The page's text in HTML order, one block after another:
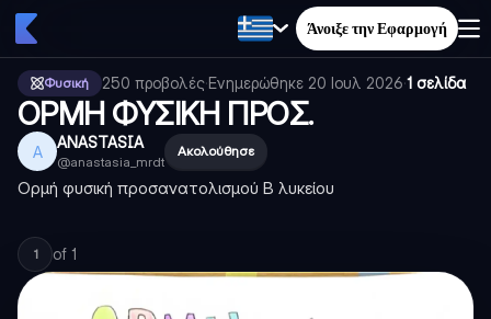
Άνοιξε την Εφαρμογή
Φυσική 250 προβολές·Ενημερώθηκε 20 Ιουλ 2026·1 σελίδα
ΟΡΜΗ ΦΥΣΙΚΗ ΠΡΟΣ.
A ANASTASIA
@anastasia_mrdt
Ακολούθησε
Ορμή φυσική προσανατολισμού Β λυκείου
1 of 1